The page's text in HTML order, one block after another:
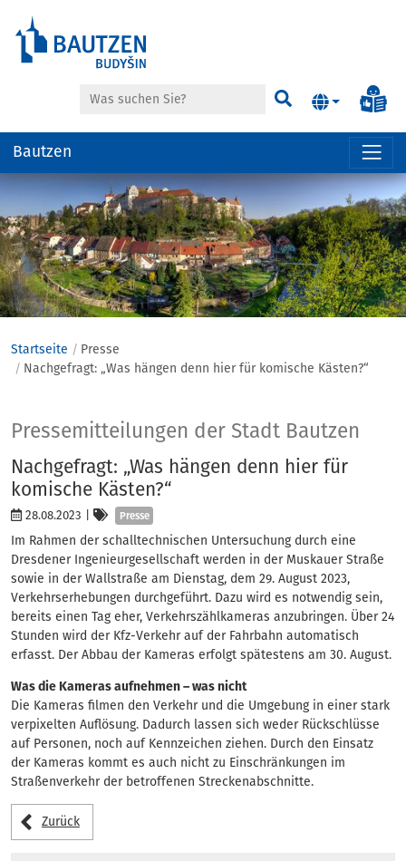
der
anspringen
Suche Suchen
Bautzen
Startseite
Presse
Nachgefragt: „Was hängen denn hier für komische Kästen?“
Presse
Pressemitteilungen der Stadt Bautzen
Nachgefragt: „Was hängen denn hier für
komische Kästen?“
28.08.2023 Kategorien
Presse
Im Rahmen der schalltechnischen Untersuchung durch eine
Dresdener Ingenieurgesellschaft werden in der Muskauer Straße
sowie in der Wallstraße am Dienstag, dem 29. August 2023,
Verkehrserhebungen durchgeführt. Dazu wird es notwendig sein,
bereits einen Tag eher, Verkehrszählkameras anzubringen. Über 24
Stunden wird der Kfz-Verkehr auf der Fahrbahn automatisch
erfasst. Der Abbau der Kameras erfolgt spätestens am 30. August.
Was die Kameras aufnehmen – was nicht
Die Kameras filmen den Verkehr und die Umgebung in einer stark
verpixelten Auflösung. Dadurch lassen sich weder Rückschlüsse
auf Personen, noch auf Kennzeichen ziehen. Durch den Einsatz
der Kameras kommt es auch nicht zu Einschränkungen im
Straßenverkehr der betroffenen Streckenabschnitte.
Zurück